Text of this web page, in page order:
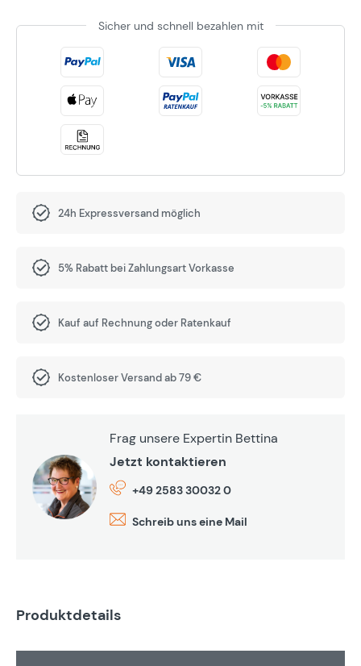
Sicher und schnell bezahlen mit
24h Expressversand möglich
5% Rabatt bei Zahlungsart Vorkasse
Kauf auf Rechnung oder Ratenkauf
Kostenloser Versand ab 79 €
Frag unsere Expertin Bettina
Jetzt kontaktieren
+49 2583 30032 0
Schreib uns eine Mail
Produktdetails